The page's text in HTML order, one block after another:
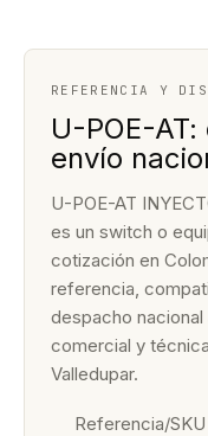
REFERENCIA Y
U-POE-
envío
U-POE-AT
es un switch o
cotización en
referencia,
despacho
comercial y
Valledupar.
Referencia/